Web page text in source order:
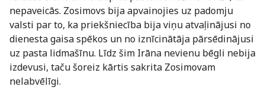
nepaveicās. Zosimovs bija apvainojies uz padomju
valsti par to, ka priekšniecība bija viņu atvaļinājusi no
dienesta gaisa spēkos un no iznīcinātāja pārsēdinājusi
uz pasta lidmašīnu. Līdz šim Irāna nevienu bēgli nebija
izdevusi, taču šoreiz kārtis sakrita Zosimovam
nelabvēlīgi.